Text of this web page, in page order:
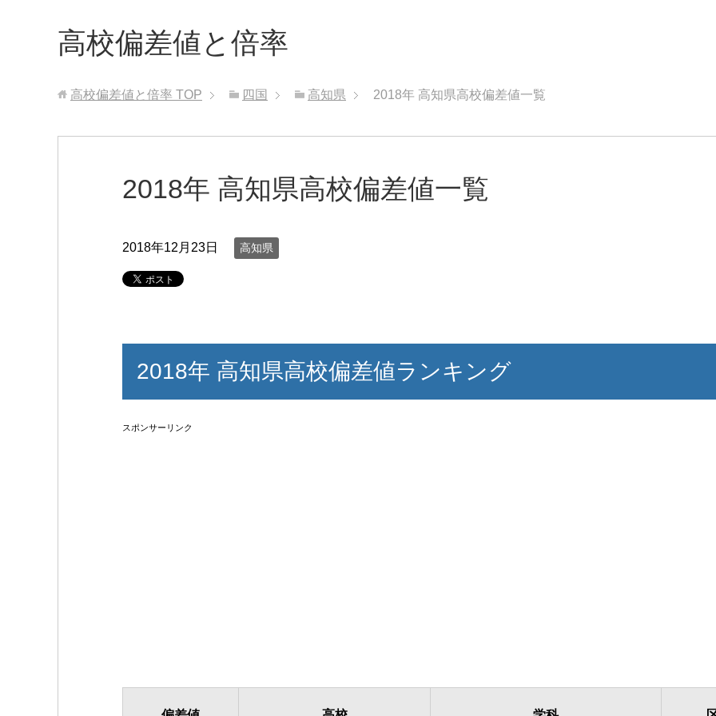
高校偏差値と倍率
高校偏差値と倍率 TOP 四国 高知県 2018年 高知県高校偏差値一覧
2018年 高知県高校偏差値一覧
2018年12月23日 高知県
2018年 高知県高校偏差値ランキング
スポンサーリンク